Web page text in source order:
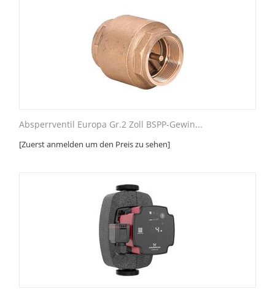
Absperrventil Europa Gr.2 Zoll BSPP-Gewin...
[Zuerst anmelden um den Preis zu sehen]